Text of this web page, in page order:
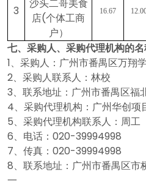
3
沙头二哥美食
店(个体工商
户）
16.67
七、采购人、采购代理机构的
1、采购人：广州市番禺区万翔
2、采购人联系人：林校
3、联系地址： 广州市番禺区福
4、采购代理机构：广州华创项
5、采购代理机构联系人：周工
6、电话：020-39994998
7、传真：020-39994998
8、联系地址： 广州市番禺区市
一